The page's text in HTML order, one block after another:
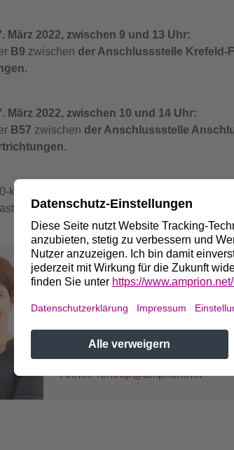
März 2022, zwischen 9 und 13 Uhr:
B9 zwischen der Anschlussstelle Krefeld-
.
März 2022, zwischen 10 und 14 Uhr:
B57 zwischen der Anschlussstelle
.
kV-Stromleitung verläuft über rund 7,3
Hoxhöfe (A44) bis zum Punkt St.
Bei weiteren Fragen wenden Sie
+49 173 2535762
Anne.Frentrup@amprion.net